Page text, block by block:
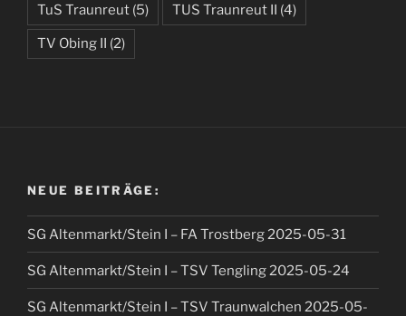
TuS Traunreut (5) TUS Traunreut II (4)
TV Obing II (2)
NEUE BEITRÄGE:
SG Altenmarkt/Stein I – FA Trostberg 2025-05-31
SG Altenmarkt/Stein I – TSV Tengling 2025-05-24
SG Altenmarkt/Stein I – TSV Traunwalchen 2025-05-